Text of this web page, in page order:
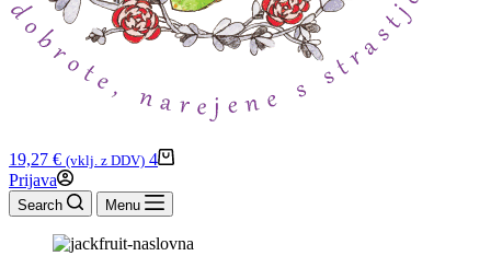
Shopping
cart
19,27 € (vklj. z DDV) 4
Prijava
Search Menu